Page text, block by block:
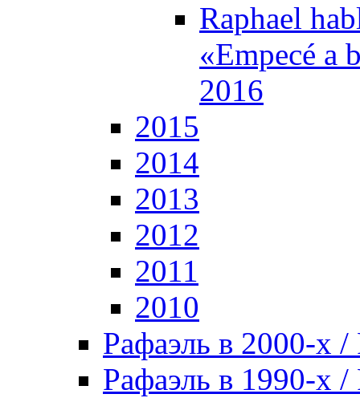
Raphael
«Empecé a
2016
2015
2014
2013
2012
2011
2010
Рафаэль в 2000-х /
Рафаэль в 1990-х /